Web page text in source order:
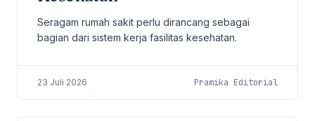
Seragam rumah sakit perlu dirancang sebagai
bagian dari sistem kerja fasilitas kesehatan.
23 Juli 2026 Pramika Editorial